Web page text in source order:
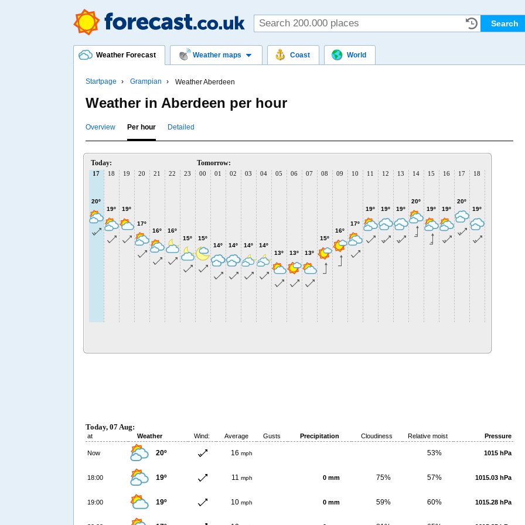
Weather Forecast Weather maps Coast World
Startpage Grampian Weather Aberdeen
Weather in Aberdeen per hour
Overview Per hour Detailed
Today:
17
20º
18
19º
19
19º
20
17º
21
16º
22
16º
23
15º
Tomorrow:
00
15º
01
14º
02
14º
03
14º
04
14º
05
13º
06
13º
07
13º
08
15º
09
16º
10
17º
11
19º
12
19º
13
19º
14
20º
15
19º
16
19º
17
20º
18
19º
Today, 07 Aug:
at Weather Wind: Average Gusts Precipitation Cloudiness Relative moist Pressure
Now 20º 16 mph 53% 1015 hPa
18:00 19º 11 mph 0 mm 75% 57% 1015.03 hPa
19:00 19º 10 mph 0 mm 59% 60% 1015.28 hPa